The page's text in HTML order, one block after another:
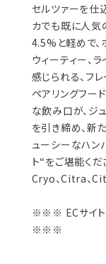
セルツァーを仕
カでも既に人気
4.5%と軽めで、
ウィーティー、
感じられる、フ
ペアリングフー
な飲み口が、ジ
を引き締め、新
ューシーなハン
ト“をご堪能く
Cryo、Citra、
※※※ ECサイト
※※※